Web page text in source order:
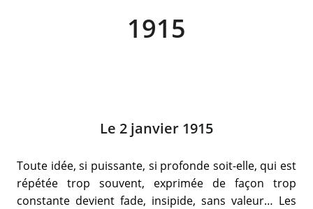
1915
Le 2 janvier 1915
Toute idée, si puissante, si profonde soit-elle, qui est
répétée trop souvent, exprimée de façon trop
constante devient fade, insipide, sans valeur… Les